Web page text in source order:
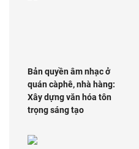
Bản quyền âm nhạc ở
quán càphê, nhà hàng:
Xây dựng văn hóa tôn
trọng sáng tạo